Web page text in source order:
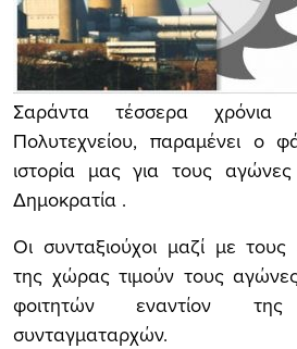
Σαράντα τέσσερα
Πολυτεχνείου, παραμένει ο
ιστορία μας για τους
Δημοκρατία .
Οι συνταξιούχοι μαζί με
της χώρας τιμούν τους
φοιτητών εναντίον
συνταγματαρχών.